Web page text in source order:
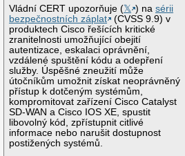
Vládní CERT upozorňuje (𝕏 ) nasérii
bezpečnostních záplat
(CVSS 9.9) v
produktech Cisco řešících kritické
zranitelnosti umožňující obejití
autentizace, eskalaci oprávnění,
vzdálené spuštění kódu a odepření
služby. Úspěšné zneužití může
útočníkům umožnit získat neoprávněný
přístup k dotčeným systémům,
kompromitovat zařízení Cisco Catalyst
SD-WAN a Cisco IOS XE, spustit
libovolný kód, zpřístupnit citlivé
informace nebo narušit dostupnost
postižených systémů.